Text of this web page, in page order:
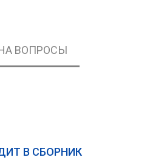
ВОПРОСЫ
В СБОРНИК